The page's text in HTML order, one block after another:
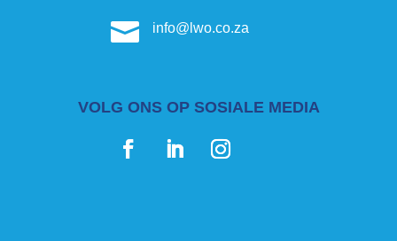
 info@lwo.co.za
VOLG ONS OP SOSIALE MEDIA